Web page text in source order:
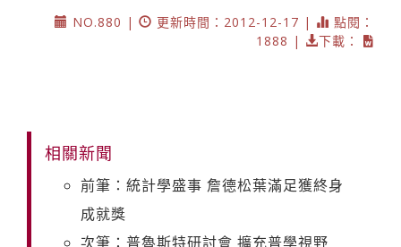
NO.880 |
更新時間：2012-12-17 |
點閱：
1888 |
下載：
相關新聞
前筆：統計學盛事 詹德松葉滿足獲終身
成就獎
次筆：普魯斯特研討會 擴充普學視野